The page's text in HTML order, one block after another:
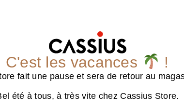
C'est les vacances !
fait une pause et sera de retour au
été à tous, à très vite chez Cassius Store.